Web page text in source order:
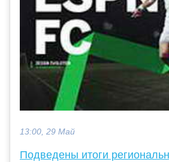
13:00, 29 Май
Подведены итоги